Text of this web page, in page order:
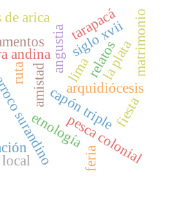
etnología
amistad
andina angustia
ruta
capón triple
arquidiócesis
lima la plata
siglo xvii
pesca colonial
tarapacá matrimonio
de arica
relatos
fiesta
feria